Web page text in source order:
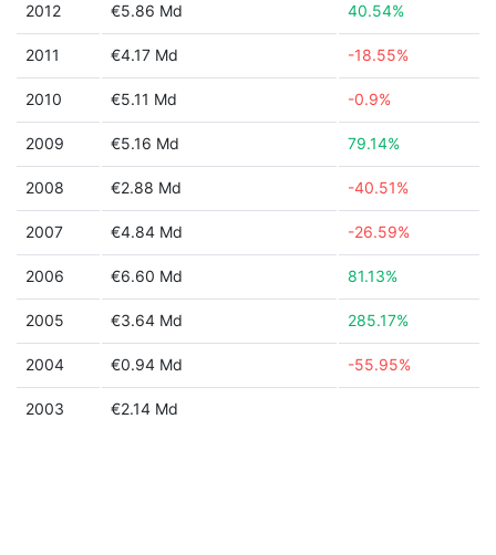
2012 €5.86 Md 40.54%
2011 €4.17 Md -18.55%
2010 €5.11 Md -0.9%
2009 €5.16 Md 79.14%
2008 €2.88 Md -40.51%
2007 €4.84 Md -26.59%
2006 €6.60 Md 81.13%
2005 €3.64 Md 285.17%
2004 €0.94 Md -55.95%
2003 €2.14 Md